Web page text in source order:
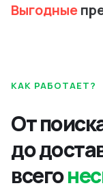
Выгодные
КАК РАБОТАЕТ?
От
до
всего